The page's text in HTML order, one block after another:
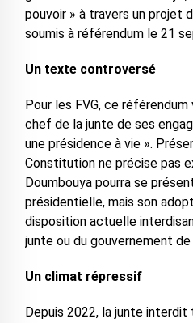
pouvoir » à travers un projet
soumis à référendum le 21
Un texte controversé
Pour les FVG, ce
chef de la junte de ses
une présidence à vie ».
Constitution ne précise pas
Doumbouya pourra se
présidentielle, mais son
disposition actuelle
junte ou du gouvernement
Un climat répressif
Depuis 2022, la junte